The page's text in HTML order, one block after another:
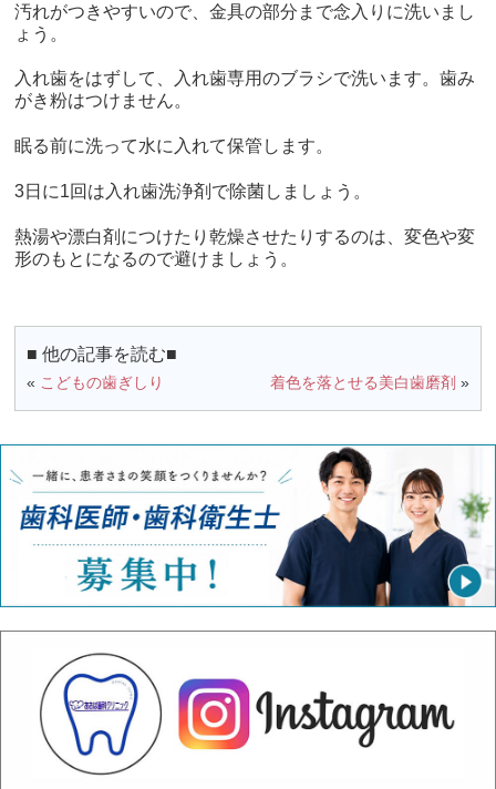
汚れがつきやすいので、金具の部分まで念入りに洗いまし
ょう。
入れ歯をはずして、入れ歯専用のブラシで洗います。歯み
がき粉はつけません。
眠る前に洗って水に入れて保管します。
3日に1回は入れ歯洗浄剤で除菌しましょう。
熱湯や漂白剤につけたり乾燥させたりするのは、変色や変
形のもとになるので避けましょう。
■ 他の記事を読む■
« こどもの歯ぎしり 着色を落とせる美白歯磨剤 »